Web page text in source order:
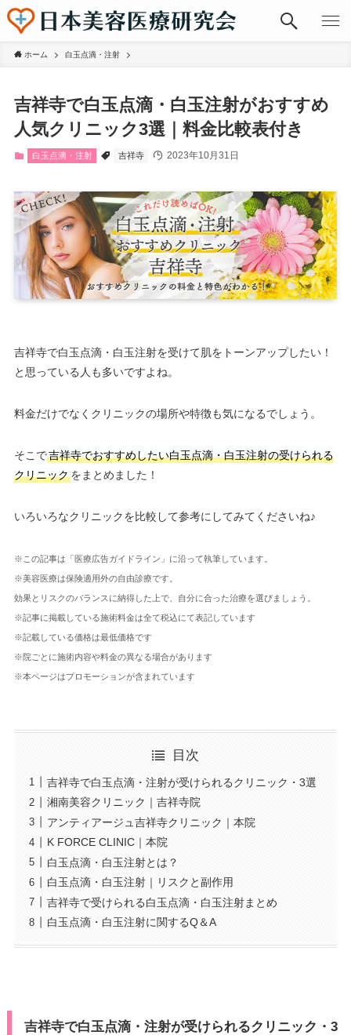
ホーム 白玉点滴・注射
吉祥寺で白玉点滴・白玉注射がおすすめ
人気クリニック3選｜料金比較表付き
白玉点滴・注射 吉祥寺 2023年10月31日
吉祥寺で白玉点滴・白玉注射を受けて肌をトーンアップしたい！
と思っている人も多いですよね。
料金だけでなくクリニックの場所や特徴も気になるでしょう。
そこで吉祥寺でおすすめしたい白玉点滴・白玉注射の受けられる
クリニックをまとめました！
いろいろなクリニックを比較して参考にしてみてくださいね♪
※この記事は「医療広告ガイドライン」に沿って執筆しています。
※美容医療は保険適用外の自由診療です。
効果とリスクのバランスに納得した上で、自分に合った治療を選びましょう。
※記事に掲載している施術料金は全て税込にて表記しています
※記載している価格は最低価格です
※院ごとに施術内容や料金の異なる場合があります
※本ページはプロモーションが含まれています
目次
吉祥寺で白玉点滴・注射が受けられるクリニック・3選
湘南美容クリニック｜吉祥寺院
アンティアージュ吉祥寺クリニック｜本院
K FORCE CLINIC｜本院
白玉点滴・白玉注射とは？
白玉点滴・白玉注射｜リスクと副作用
吉祥寺で受けられる白玉点滴・白玉注射まとめ
白玉点滴・白玉注射に関するQ＆A
吉祥寺で白玉点滴・注射が受けられるクリニック・3